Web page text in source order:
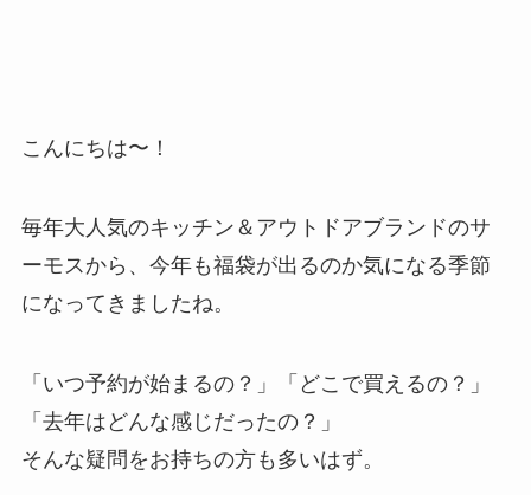
こんにちは〜！
毎年大人気のキッチン＆アウトドアブランドのサ
ーモスから、今年も福袋が出るのか気になる季節
になってきましたね。
「いつ予約が始まるの？」「どこで買えるの？」
「去年はどんな感じだったの？」
そんな疑問をお持ちの方も多いはず。